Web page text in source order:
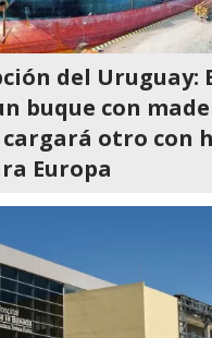
del Uruguay:
buque con
otro con
Europa